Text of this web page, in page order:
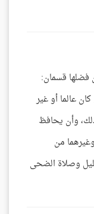
فضلها قسمان:
عالما أو غير
وأن يحافظ
من
وصلاة الضحى